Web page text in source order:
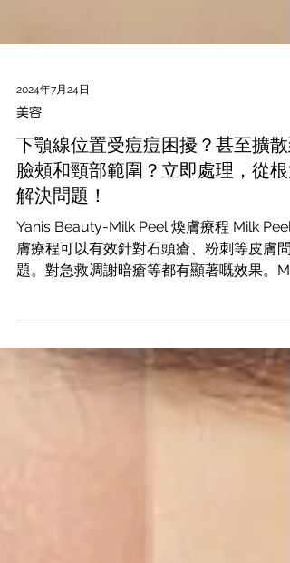
2024年7月24日
美容
下顎線位置受痘痘困擾？甚至擴散
臉頰和頸部範圍？立即處理，從根
解決問題！
Yanis Beauty-Milk Peel 煥膚療程 Milk Peel
膚療程可以有效針對石頭瘡、粉刺等皮膚問
Peel煥膚療程同時有效增加皮膚水分，同時
孔、改善乾性皮膚。只需要短時間嘅治